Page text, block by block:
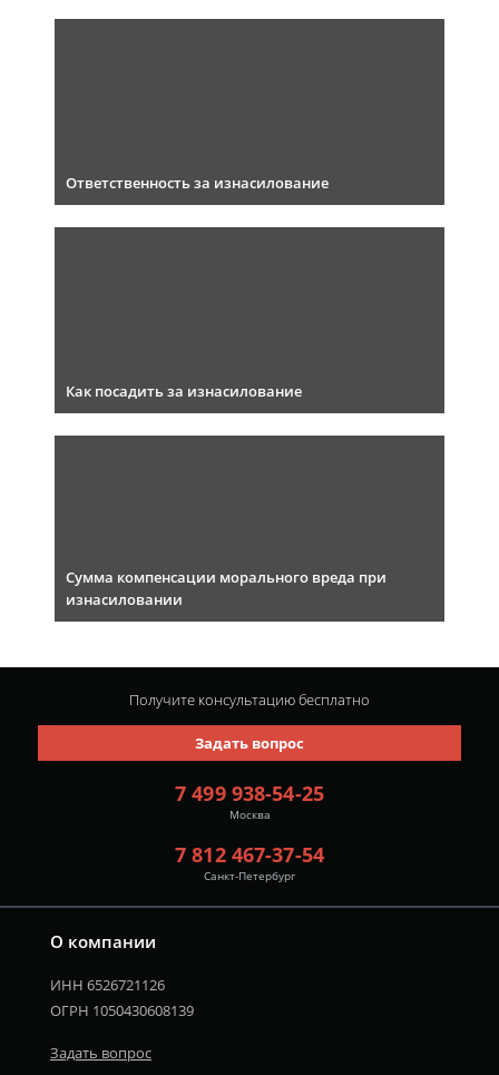
Ответственность за изнасилование
Как посадить за изнасилование
Сумма компенсации морального вреда при
изнасиловании
О компании
ИНН 6526721126
ОГРН 1050430608139
Задать вопрос
7 499 938-54-25
Москва
7 812 467-37-54
Санкт-Петербург
Задать вопрос
Получите консультациюбесплатно